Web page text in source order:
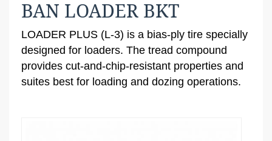
BAN LOADER BKT
LOADER PLUS (L-3) is a bias-ply tire specially
designed for loaders. The tread compound
provides cut-and-chip-resistant properties and
suites best for loading and dozing operations.